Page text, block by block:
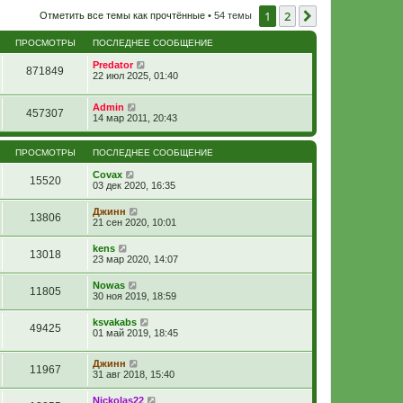
Отметить все темы как прочтённые • 54 темы 1 2
ПРОСМОТРЫ ПОСЛЕДНЕЕ СООБЩЕНИЕ
871849
Predator
22 июл 2025, 01:40
457307
Admin
14 мар 2011, 20:43
ПРОСМОТРЫ ПОСЛЕДНЕЕ СООБЩЕНИЕ
15520
Covax
03 дек 2020, 16:35
13806
Джинн
21 сен 2020, 10:01
13018
kens
23 мар 2020, 14:07
11805
Nowas
30 ноя 2019, 18:59
49425
ksvakabs
01 май 2019, 18:45
11967
Джинн
31 авг 2018, 15:40
Nickolas22